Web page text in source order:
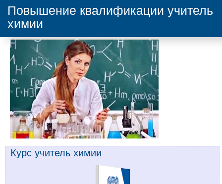
Повышение квалификации учитель
химии
Курс учитель химии